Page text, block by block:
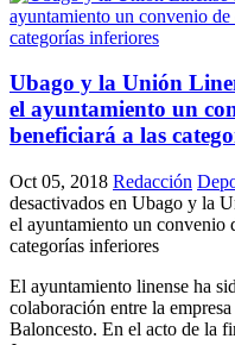
Ubago y la Unión
el ayuntamiento un
beneficiará a las
Oct 05, 2018 Redacción
desactivados en Ubago y la
el ayuntamiento un convenio
categorías inferiores
El ayuntamiento linense ha
colaboración entre la
Baloncesto. En el acto de la